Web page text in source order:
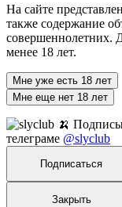
На сайте
также содержание
совершеннолетних.
менее 18 лет.
Мне уже есть 18 лет
Мне еще нет 18 лет
🍌
телеграме @slyclub
Подписаться
Закрыть